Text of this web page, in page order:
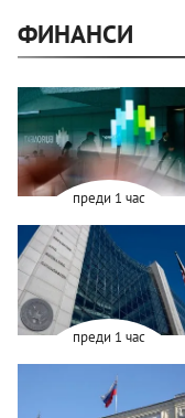
ФИНАНСИ
преди 1 час
преди 1 час